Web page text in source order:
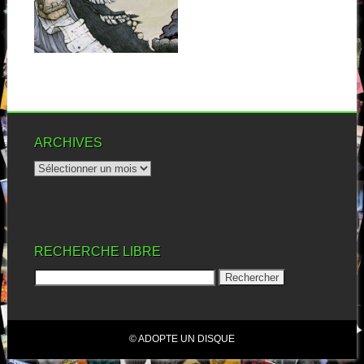
La boucle est bouclée. Si
vous aimez le rock
psychédélique,...
▶
ARCHIVES
RECHERCHE LIBRE
© ADOPTE UN DISQUE